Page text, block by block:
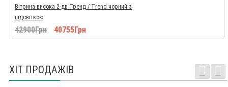
Вітрина висока 2-дв Тренд / Trend чорний з
підсвіткою
42900Грн 40755Грн
ХІТ ПРОДАЖІВ